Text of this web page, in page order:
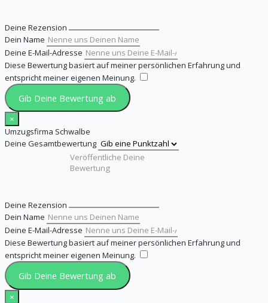
Deine Rezension
Dein Name
Deine E-Mail-Adresse
Diese Bewertung basiert auf meiner persönlichen Erfahrung und
entspricht meiner eigenen Meinung.
Gib Deine Bewertung ab
×
Umzugsfirma Schwalbe
Deine Gesamtbewertung
Deine Rezension
Dein Name
Deine E-Mail-Adresse
Diese Bewertung basiert auf meiner persönlichen Erfahrung und
entspricht meiner eigenen Meinung.
Gib Deine Bewertung ab
×